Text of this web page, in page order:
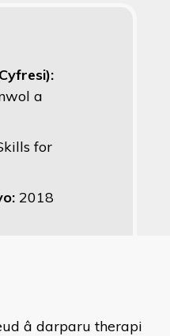
a
for
2018
â darparu therapi